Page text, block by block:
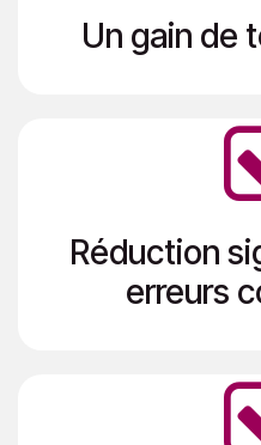
Un gain de
Réduction
erreurs